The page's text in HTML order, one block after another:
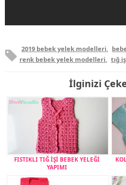
2019 bebek yelek modelleri,
renk bebek yelek modelleri, tığ
İlginizi
FISTIKLI TIĞ İŞİ BEBEK YELEĞİ
YAPIMI